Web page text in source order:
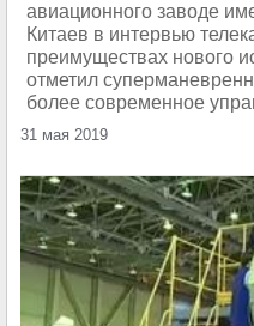
авиационного заводе
Китаев в интервью
преимуществах нового
отметил
более современное
31 мая 2019